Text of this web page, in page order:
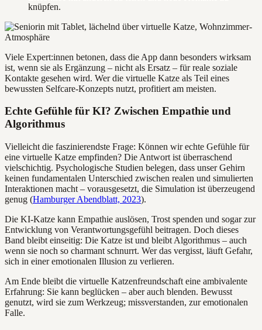
knüpfen.
Viele Expert:innen betonen, dass die App dann besonders wirksam
ist, wenn sie als Ergänzung – nicht als Ersatz – für reale soziale
Kontakte gesehen wird. Wer die virtuelle Katze als Teil eines
bewussten Selfcare-Konzepts nutzt, profitiert am meisten.
Echte Gefühle für KI? Zwischen Empathie und
Algorithmus
Vielleicht die faszinierendste Frage: Können wir echte Gefühle für
eine virtuelle Katze empfinden? Die Antwort ist überraschend
vielschichtig. Psychologische Studien belegen, dass unser Gehirn
keinen fundamentalen Unterschied zwischen realen und simulierten
Interaktionen macht – vorausgesetzt, die Simulation ist überzeugend
genug (Hamburger Abendblatt, 2023).
Die KI-Katze kann Empathie auslösen, Trost spenden und sogar zur
Entwicklung von Verantwortungsgefühl beitragen. Doch dieses
Band bleibt einseitig: Die Katze ist und bleibt Algorithmus – auch
wenn sie noch so charmant schnurrt. Wer das vergisst, läuft Gefahr,
sich in einer emotionalen Illusion zu verlieren.
Am Ende bleibt die virtuelle Katzenfreundschaft eine ambivalente
Erfahrung: Sie kann beglücken – aber auch blenden. Bewusst
genutzt, wird sie zum Werkzeug; missverstanden, zur emotionalen
Falle.